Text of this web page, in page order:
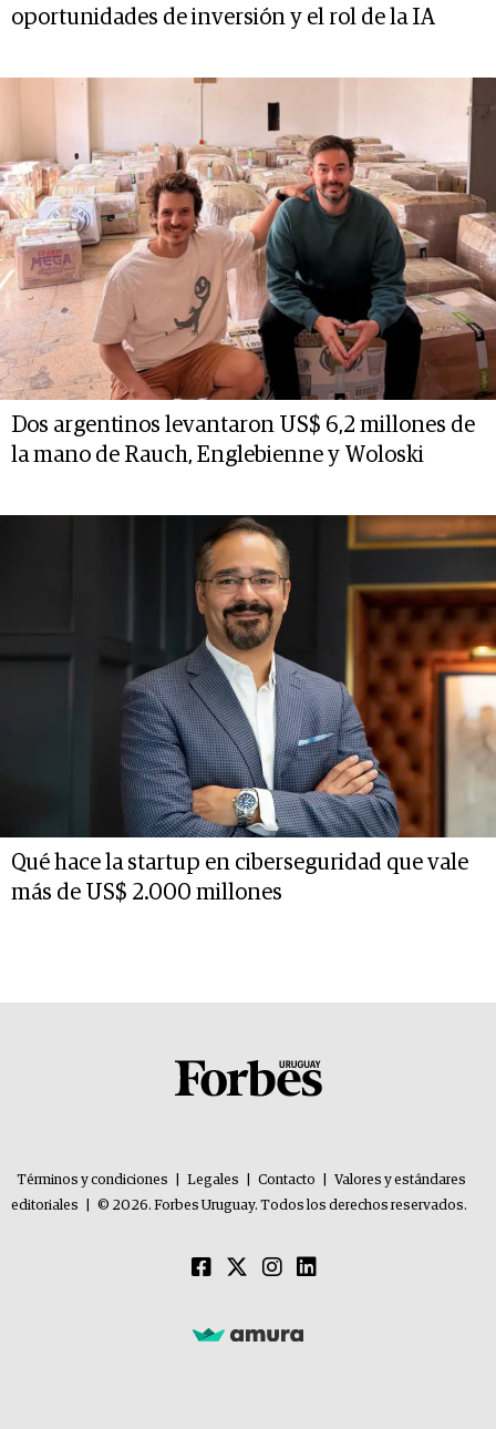
oportunidades de inversión y el rol de la IA
Dos argentinos levantaron US$ 6,2 millones de
la mano de Rauch, Englebienne y Woloski
Qué hace la startup en ciberseguridad que vale
más de US$ 2.000 millones
Términos y condiciones Legales Contacto
Valores y estándares
editoriales
© 2026. Forbes Uruguay. Todos los derechos reservados.